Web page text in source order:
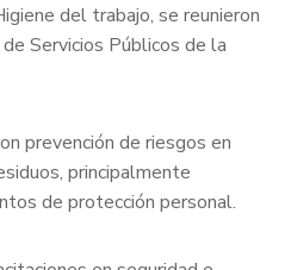
del trabajo, se reunieron
Servicios Públicos de la
prevención de riesgos en
principalmente
de protección personal.